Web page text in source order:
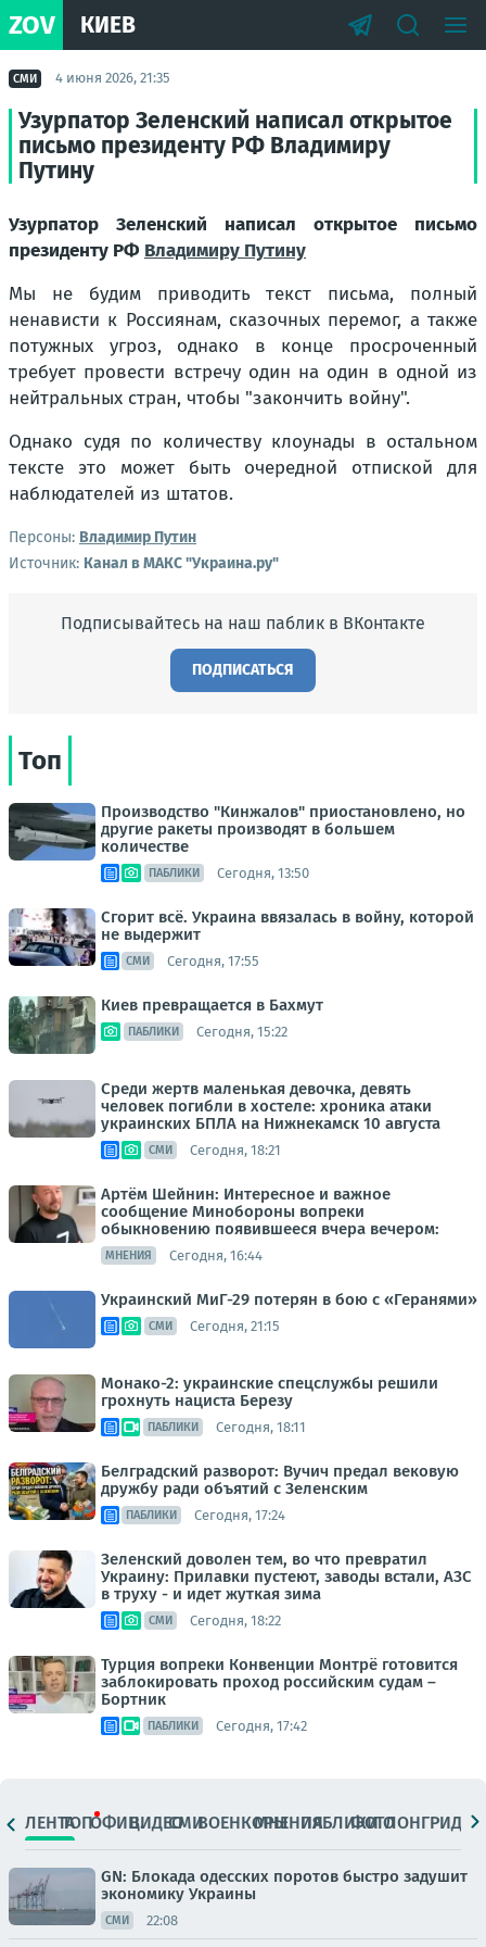
ZOV КИЕВ
СМИ 4 июня 2026, 21:35
Узурпатор Зеленский написал открытое
письмо президенту РФ Владимиру
Путину
Узурпатор Зеленский написал открытое письмо
президенту РФ Владимиру Путину
Мы не будим приводить текст письма, полный
ненависти к Россиянам, сказочных перемог, а также
потужных угроз, однако в конце просроченный
требует провести встречу один на один в одной из
нейтральных стран, чтобы "закончить войну".
Однако судя по количеству клоунады в остальном
тексте это может быть очередной отпиской для
наблюдателей из штатов.
Персоны: Владимир Путин
Источник: Канал в МАКС "Украина.ру"
Подписывайтесь на наш паблик в ВКонтакте
ПОДПИСАТЬСЯ
Топ
Производство "Кинжалов" приостановлено, но
другие ракеты производят в большем
количестве
ПАБЛИКИ Сегодня, 13:50
Сгорит всё. Украина ввязалась в войну, которой
не выдержит
СМИ Сегодня, 17:55
Киев превращается в Бахмут
ПАБЛИКИ Сегодня, 15:22
Среди жертв маленькая девочка, девять
человек погибли в хостеле: хроника атаки
украинских БПЛА на Нижнекамск 10 августа
СМИ Сегодня, 18:21
Артём Шейнин: Интересное и важное
сообщение Минобороны вопреки
обыкновению появившееся вчера вечером:
МНЕНИЯ Сегодня, 16:44
Украинский МиГ-29 потерян в бою с «Геранями»
СМИ Сегодня, 21:15
Монако-2: украинские спецслужбы решили
грохнуть нациста Березу
ПАБЛИКИ Сегодня, 18:11
Белградский разворот: Вучич предал вековую
дружбу ради объятий с Зеленским
ПАБЛИКИ Сегодня, 17:24
Зеленский доволен тем, во что превратил
Украину: Прилавки пустеют, заводы встали, АЗС
в труху - и идет жуткая зима
СМИ Сегодня, 18:22
Турция вопреки Конвенции Монтрё готовится
заблокировать проход российским судам –
Бортник
ПАБЛИКИ Сегодня, 17:42
ЛЕНТАТОПОФИЦ.ВИДЕОСМИВОЕНКОРЫМНЕНИЯПАБЛИКИ
ФОТОЛОНГРИДЫ
GN: Блокада одесских поротов быстро задушит
экономику Украины
СМИ 22:08